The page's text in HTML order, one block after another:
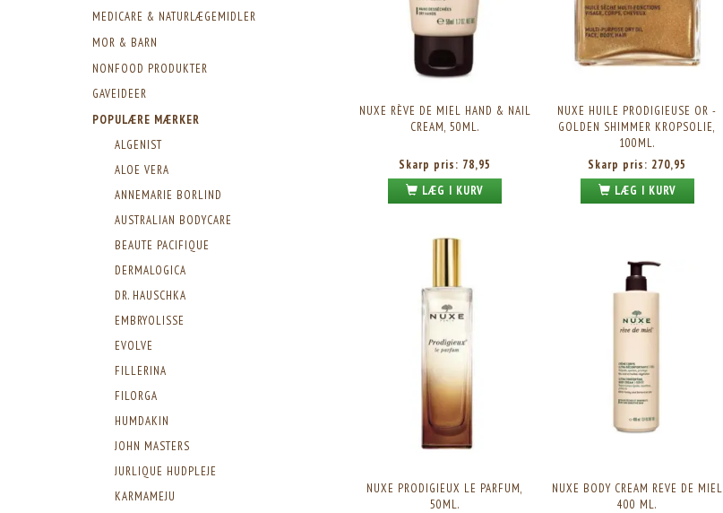
MEDICARE & NATURLÆGEMIDLER
MOR & BARN
NONFOOD PRODUKTER
GAVEIDEER
POPULÆRE MÆRKER
ALGENIST
ALOE VERA
ANNEMARIE BORLIND
AUSTRALIAN BODYCARE
BEAUTE PACIFIQUE
DERMALOGICA
DR. HAUSCHKA
EMBRYOLISSE
EVOLVE
FILLERINA
FILORGA
HUMDAKIN
JOHN MASTERS
JURLIQUE HUDPLEJE
KARMAMEJU
NUXE RÈVE DE MIEL HAND & NAIL
CREAM, 50ML.
Skarp pris: 78,95
LÆG I KURV
NUXE HUILE PRODIGIEUSE OR -
GOLDEN SHIMMER KROPSOLIE,
100ML.
Skarp pris: 270,95
LÆG I KURV
NUXE PRODIGIEUX LE PARFUM,
50ML.
NUXE BODY CREAM REVE DE MIEL
400 ML.